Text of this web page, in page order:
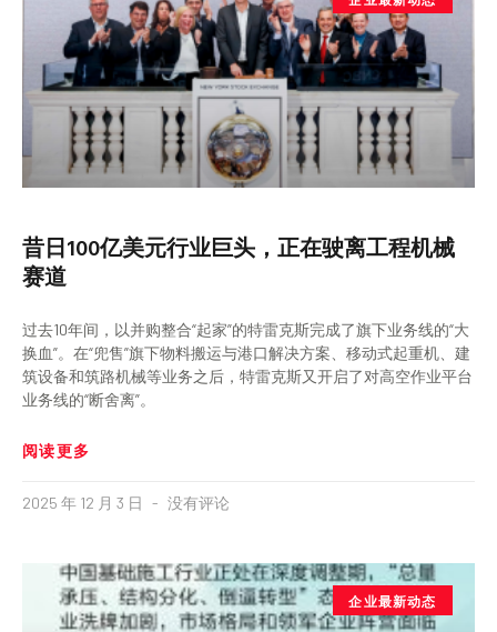
昔日100亿美元行业巨头，正在驶离工程机械
赛道
过去10年间，以并购整合“起家”的特雷克斯完成了旗下业务线的“大
换血”。在“兜售”旗下物料搬运与港口解决方案、移动式起重机、建
筑设备和筑路机械等业务之后，特雷克斯又开启了对高空作业平台
业务线的“断舍离”。
阅读更多
2025 年 12 月 3 日 没有评论
企业最新动态